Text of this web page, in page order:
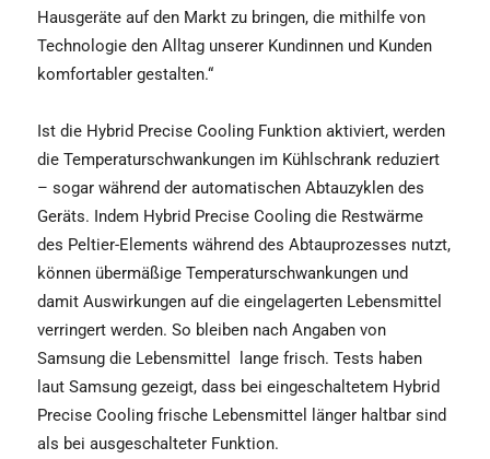
Hausgeräte auf den Markt zu bringen, die mithilfe von
Technologie den Alltag unserer Kundinnen und Kunden
komfortabler gestalten.“
Ist die Hybrid Precise Cooling Funktion aktiviert, werden
die Temperaturschwankungen im Kühlschrank reduziert
– sogar während der automatischen Abtauzyklen des
Geräts. Indem Hybrid Precise Cooling die Restwärme
des Peltier-Elements während des Abtauprozesses nutzt,
können übermäßige Temperaturschwankungen und
damit Auswirkungen auf die eingelagerten Lebensmittel
verringert werden. So bleiben nach Angaben von
Samsung die Lebensmittel
lange frisch. Tests haben
laut Samsung gezeigt, dass bei eingeschaltetem Hybrid
Precise Cooling frische Lebensmittel länger haltbar sind
als bei ausgeschalteter Funktion.